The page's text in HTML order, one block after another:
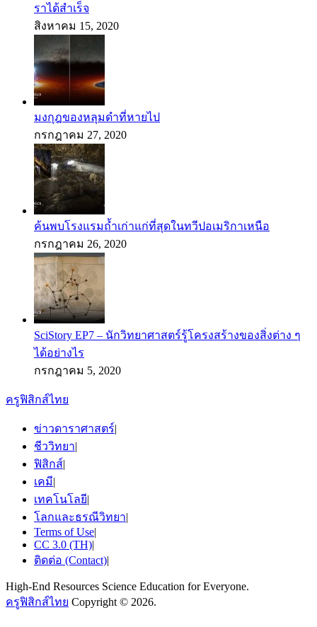
ราได้สำเร็จ
สิงหาคม 15, 2020
มงกุฎของหลุมดำที่หายไป
กรกฎาคม 27, 2020
ค้นพบโรงแรมถ้ำเก่าแก่ที่สุดในทวีปอเมริกาเหนือ
กรกฎาคม 26, 2020
SciStory EP7 – นักวิทยาศาสตร์รู้โครงสร้างของสิ่งต่าง ๆ
ได้อย่างไร
กรกฎาคม 5, 2020
ครูฟิสิกส์ไทย
ข่าวดาราศาสตร์|
ชีววิทยา|
ฟิสิกส์|
เคมี|
เทคโนโลยี|
โลกและธรณีวิทยา|
Terms of Use|
CC 3.0 (TH)|
ติดต่อ (Contact)|
High-End Resources Science Education for Everyone.
ครูฟิสิกส์ไทย Copyright © 2026.